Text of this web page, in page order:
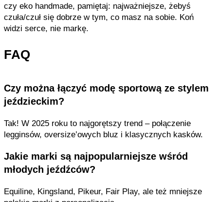
czy eko handmade, pamiętaj: najważniejsze, żebyś
czuła/czuł się dobrze w tym, co masz na sobie. Koń
widzi serce, nie markę.
FAQ
Czy można łączyć modę sportową ze stylem
jeździeckim?
Tak! W 2025 roku to najgorętszy trend – połączenie
legginsów, oversize’owych bluz i klasycznych kasków.
Jakie marki są najpopularniejsze wśród
młodych jeźdźców?
Equiline, Kingsland, Pikeur, Fair Play, ale też mniejsze